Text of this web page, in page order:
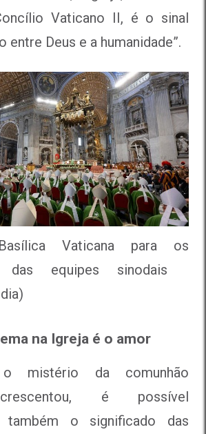
Vaticano II, é o sinal
entre Deus e a humanidade”.
Vaticana para os
das equipes sinodais
na Igreja é o amor
o mistério da comunhão
é possível
também o significado das